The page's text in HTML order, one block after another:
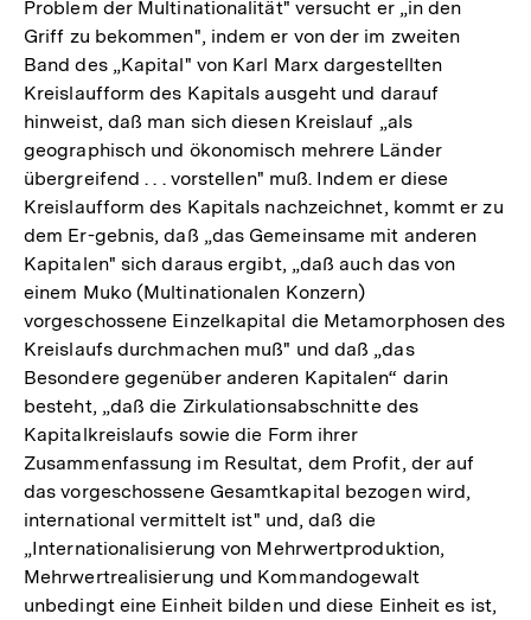
Problem der Multinationalität" versucht er „in den
Griff zu bekommen", indem er von der im zweiten
Band des „Kapital" von Karl Marx dargestellten
Kreislaufform des Kapitals ausgeht und darauf
hinweist, daß man sich diesen Kreislauf „als
geographisch und ökonomisch mehrere Länder
übergreifend . . . vorstellen" muß. Indem er diese
Kreislaufform des Kapitals nachzeichnet, kommt er zu
dem Er-gebnis, daß „das Gemeinsame mit anderen
Kapitalen" sich daraus ergibt, „daß auch das von
einem Muko (Multinationalen Konzern)
vorgeschossene Einzelkapital die Metamorphosen des
Kreislaufs durchmachen muß" und daß „das
Besondere gegenüber anderen Kapitalen“ darin
besteht, „daß die Zirkulationsabschnitte des
Kapitalkreislaufs sowie die Form ihrer
Zusammenfassung im Resultat, dem Profit, der auf
das vorgeschossene Gesamtkapital bezogen wird,
international vermittelt ist" und, daß die
„Internationalisierung von Mehrwertproduktion,
Mehrwertrealisierung und Kommandogewalt
unbedingt eine Einheit bilden und diese Einheit es ist,